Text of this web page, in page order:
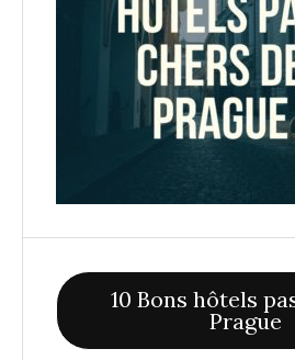
10 Bons hôtels
Prague